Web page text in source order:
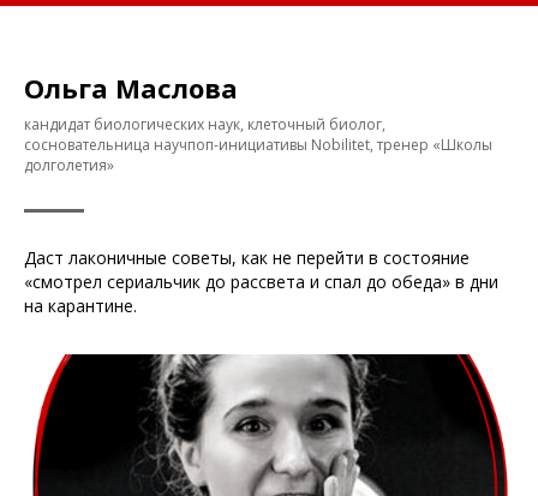
Ольга Маслова
кандидат биологических наук, клеточный биолог,
сосновательница научпоп-инициативы Nobilitet, тренер «Школы
долголетия»
Даст лаконичные советы, как не перейти в состояние
«смотрел сериальчик до рассвета и спал до обеда» в дни
на карантине.